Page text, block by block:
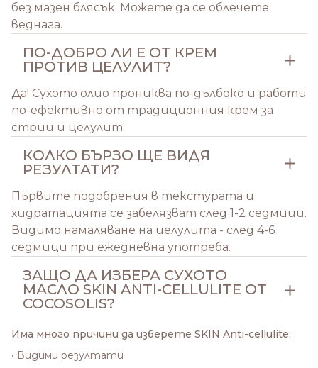
без мазен блясък. Можете да се облечете
веднага.
ПО-ДОБРО ЛИ Е ОТ КРЕМ
ПРОТИВ ЦЕЛУЛИТ?
Да! Сухото олио прониква по-дълбоко и работи
по-ефективно от традиционния крем за
стрии и целулит.
КОЛКО БЪРЗО ЩЕ ВИДЯ
РЕЗУЛТАТИ?
Първите подобрения в текстурата и
хидратацията се забелязват след 1-2 седмици.
Видимо намаляване на целулита - след 4-6
седмици при ежедневна употреба.
ЗАЩО ДА ИЗБЕРА СУХОТО
МАСЛО SKIN ANTI-CELLULITE ОТ
COCOSOLIS?
Има много причини да изберете SKIN Anti-cellulite:
• Видими резултати